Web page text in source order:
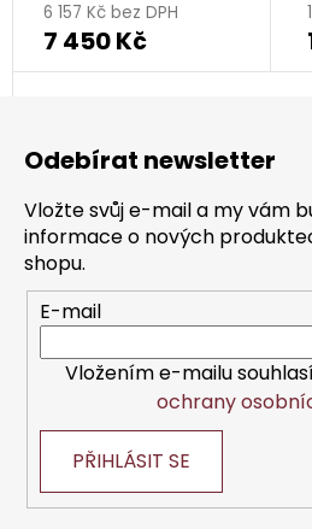
6 157 Kč bez DPH
7 450 Kč
Odebírat newsletter
Vložte svůj e-mail a my vám
informace o nových
shopu.
E-mail
Vložením e-mailu
ochrany
PŘIHLÁSIT SE